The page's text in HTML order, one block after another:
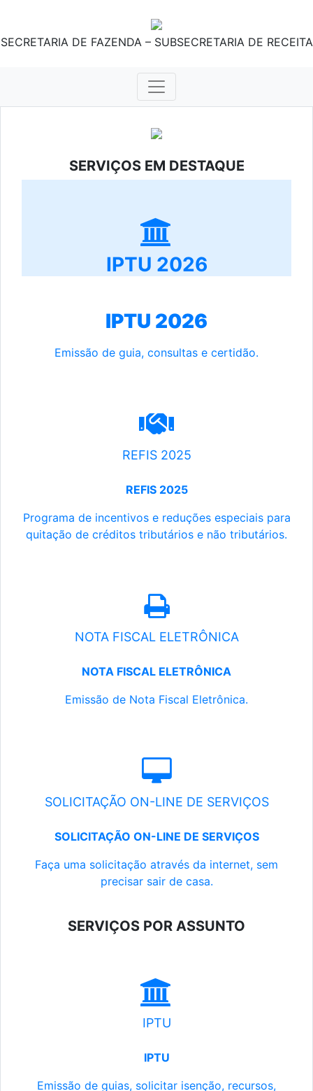
SECRETARIA DE FAZENDA – SUBSECRETARIA DE RECEITA
SERVIÇOS EM DESTAQUE
IPTU 2026
IPTU 2026
Emissão de guia, consultas e certidão.
REFIS 2025
REFIS 2025
Programa de incentivos e reduções especiais para
quitação de créditos tributários e não tributários.
NOTA FISCAL ELETRÔNICA
NOTA FISCAL ELETRÔNICA
Emissão de Nota Fiscal Eletrônica.
SOLICITAÇÃO ON-LINE DE SERVIÇOS
SOLICITAÇÃO ON-LINE DE SERVIÇOS
Faça uma solicitação através da internet, sem
precisar sair de casa.
SERVIÇOS POR ASSUNTO
IPTU
IPTU
Emissão de guias, solicitar isenção, recursos,